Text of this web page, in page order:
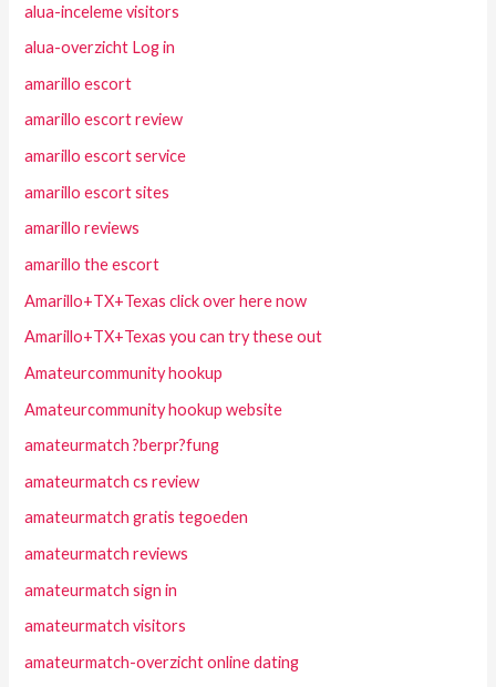
alua-inceleme visitors
alua-overzicht Log in
amarillo escort
amarillo escort review
amarillo escort service
amarillo escort sites
amarillo reviews
amarillo the escort
Amarillo+TX+Texas click over here now
Amarillo+TX+Texas you can try these out
Amateurcommunity hookup
Amateurcommunity hookup website
amateurmatch ?berpr?fung
amateurmatch cs review
amateurmatch gratis tegoeden
amateurmatch reviews
amateurmatch sign in
amateurmatch visitors
amateurmatch-overzicht online dating